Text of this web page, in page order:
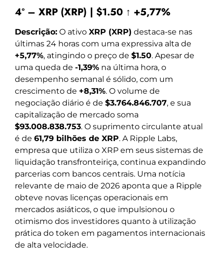
4º – XRP (XRP) | $1.50 ↑ +5,77%
Descrição: O ativo XRP (XRP) destaca-se nas
últimas 24 horas com uma expressiva alta de
+5,77%, atingindo o preço de $1.50. Apesar de
uma queda de -1,39% na última hora, o
desempenho semanal é sólido, com um
crescimento de +8,31%. O volume de
negociação diário é de $3.764.846.707, e sua
capitalização de mercado soma
$93.008.838.753. O suprimento circulante atual
é de 61,79 bilhões de XRP. A Ripple Labs,
empresa que utiliza o XRP em seus sistemas de
liquidação transfronteiriça, continua expandindo
parcerias com bancos centrais. Uma notícia
relevante de maio de 2026 aponta que a Ripple
obteve novas licenças operacionais em
mercados asiáticos, o que impulsionou o
otimismo dos investidores quanto à utilização
prática do token em pagamentos internacionais
de alta velocidade.